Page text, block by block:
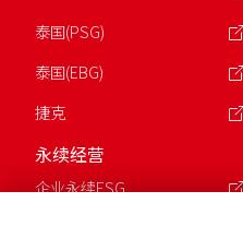
泰国(PSG)
泰国(EBG)
捷克
永续经营
企业永续ESG